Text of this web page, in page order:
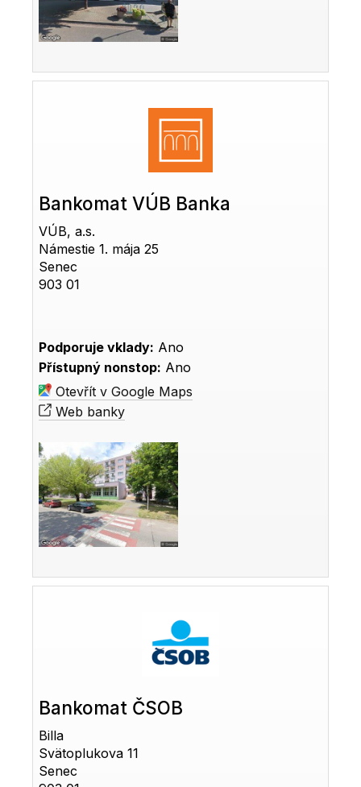
Bankomat VÚB Banka
VÚB, a.s.
Námestie 1. mája 25
Senec
903 01
Podporuje vklady: Ano
Přístupný nonstop: Ano
Otevřít v Google Maps
Web banky
Bankomat ČSOB
Billa
Svätoplukova 11
Senec